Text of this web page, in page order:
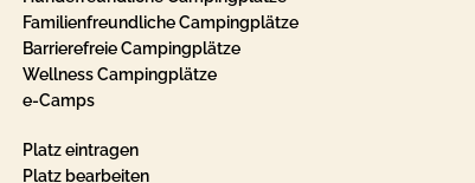
Familienfreundliche Campingplätze
Barrierefreie Campingplätze
Wellness Campingplätze
e-Camps
Platz eintragen
Platz bearbeiten